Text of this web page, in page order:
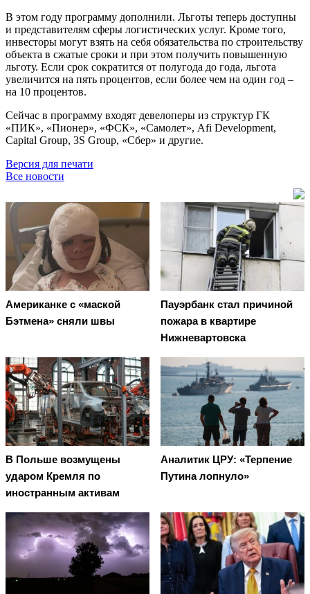
В этом году программу дополнили. Льготы теперь доступны
и представителям сферы логистических услуг. Кроме того,
инвесторы могут взять на себя обязательства по строительству
объекта в сжатые сроки и при этом получить повышенную
льготу. Если срок сократится от полугода до года, льгота
увеличится на пять процентов, если более чем на один год –
на 10 процентов.
Сейчас в программу входят девелоперы из структур ГК
«ПИК», «Пионер», «ФСК», «Самолет», Afi Development,
Capital Group, 3S Group, «Сбер» и другие.
Версия для печати
Все новости
Американке с «маской
Бэтмена» сняли швы
Пауэрбанк стал причиной
пожара в квартире
Нижневартовска
В Польше возмущены
ударом Кремля по
иностранным активам
Аналитик ЦРУ: «Терпение
Путина лопнуло»